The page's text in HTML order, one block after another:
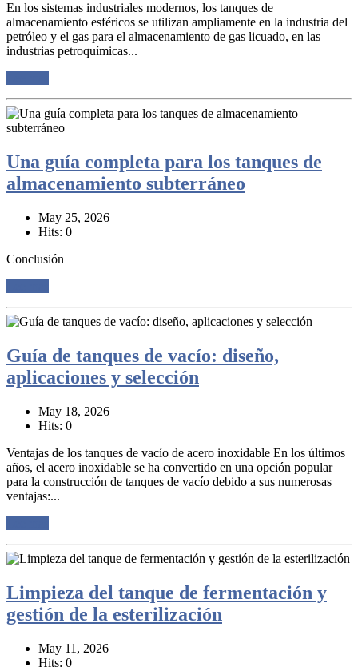
En los sistemas industriales modernos, los tanques de
almacenamiento esféricos se utilizan ampliamente en la industria del
petróleo y el gas para el almacenamiento de gas licuado, en las
industrias petroquímicas...
Una guía completa para los tanques de
almacenamiento subterráneo
May 25, 2026
Hits: 0
Conclusión
Guía de tanques de vacío: diseño,
aplicaciones y selección
May 18, 2026
Hits: 0
Ventajas de los tanques de vacío de acero inoxidable En los últimos
años, el acero inoxidable se ha convertido en una opción popular
para la construcción de tanques de vacío debido a sus numerosas
ventajas:...
Limpieza del tanque de fermentación y
gestión de la esterilización
May 11, 2026
Hits: 0